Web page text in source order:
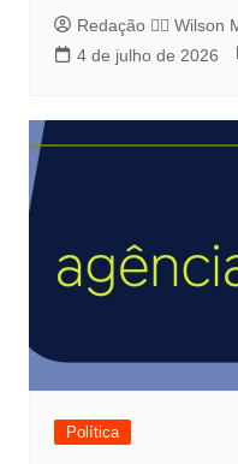
Redação 👨‍⚖️​ Wilson
4 de julho de 2026
Política